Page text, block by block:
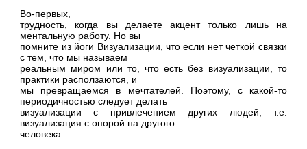
Во-первых,
трудность, когда вы делаете акцент только лишь на
ментальную работу. Но вы
помните из йоги Визуализации, что если нет четкой связки
с тем, что мы называем
реальным миром или то, что есть без визуализации, то
практики расползаются, и
мы превращаемся в мечтателей. Поэтому, с какой-то
периодичностью следует делать
визуализации с привлечением других людей, т.е.
визуализация с опорой на другого
человека.